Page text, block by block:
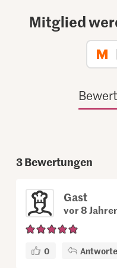
Mitglied
3Bewertungen
Gast
vor 8
0